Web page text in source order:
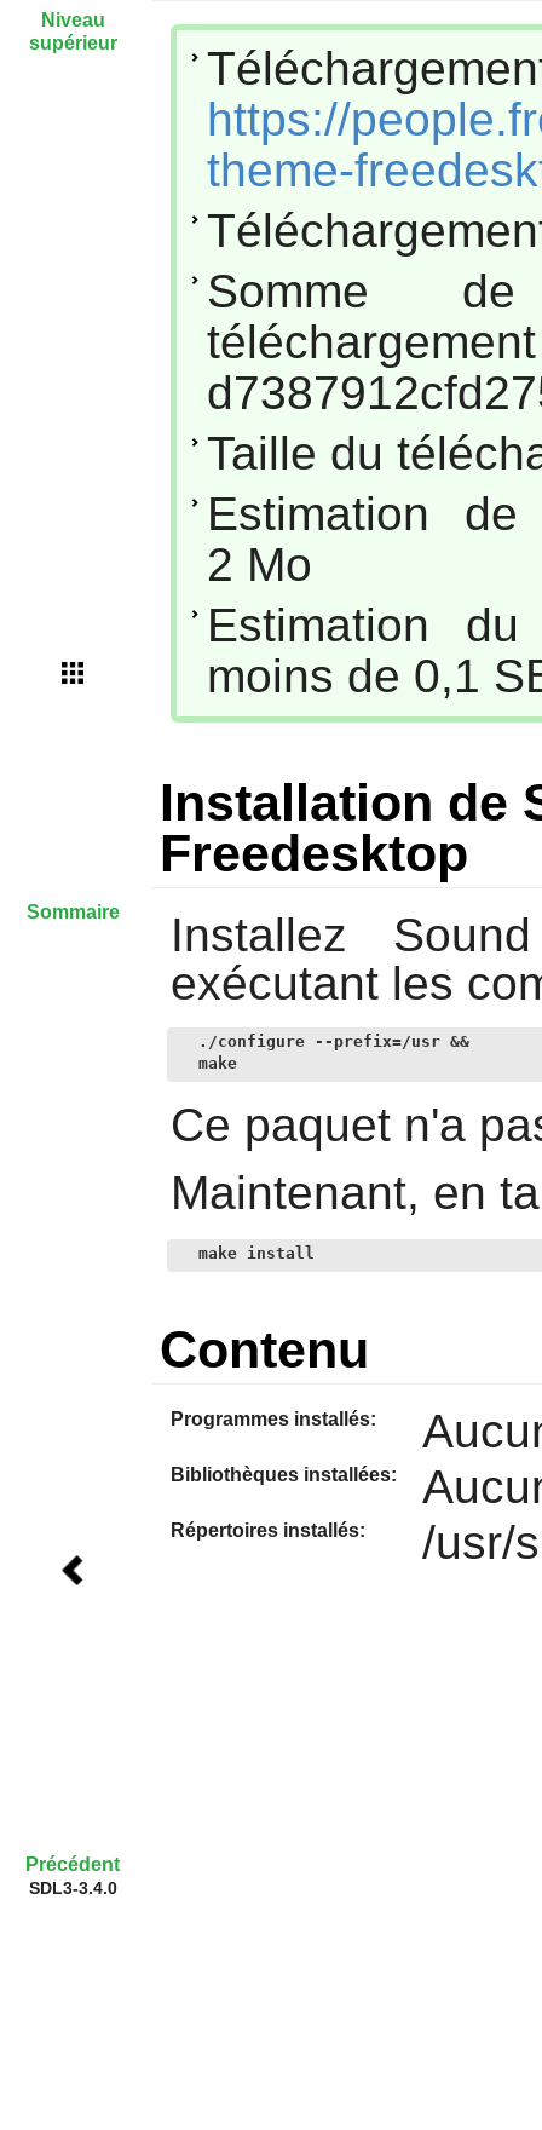
https://
theme-
Somme
Taille du
Estimation
2 Mo
Estimation
moins de 0,1
Installation de
Freedesktop
Installez
exécutant les
./configure --prefix=/usr &&
make
Ce paquet n'a
Maintenant, en
make install
Contenu
Programmes installés:
Bibliothèques installées:
Répertoires installés: /usr/
Précédent
SDL3-3.4.0
Niveau
supérieur
Sommaire